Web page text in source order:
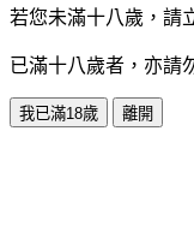
若您未滿十八歲，請
已滿十八歲者，亦請
我已滿18歲 離開